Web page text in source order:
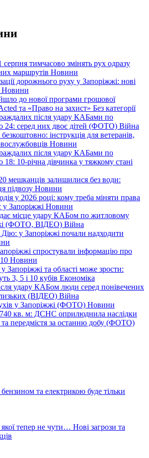
серпня тимчасово змінять рух одразу
маршрутів Новини
дорожнього руху у Запоріжжі: нові
Новини
до нової програми грошової
та «Право на захист» Без категорії
після удару КАБами по
24: серед них двоє дітей (ФОТО) Війна
інструкція для ветеранів,
Новини
після удару КАБами по
10-річна дівчинка у тяжкому стані
мешканців залишилися без води:
підвозу Новини
у 2026 році: кому треба міняти права
у Запоріжжі Новини
місце удару КАБом по житловому
(ФОТО, ВІДЕО) Війна
Дію: у Запоріжжі почали надходити
спростували інформацію про
Новини
Запоріжжі та області може зрости:
3, 5 і 10 кубів Економіка
удару КАБом люди серед понівечених
(ВІДЕО) Війна
у Запоріжжі (ФОТО) Новини
кв. м: ДСНС оприлюднила наслідки
та передмістя за останню добу (ФОТО)
та електрикою буде тільки
тепер не чути… Нові загрози та